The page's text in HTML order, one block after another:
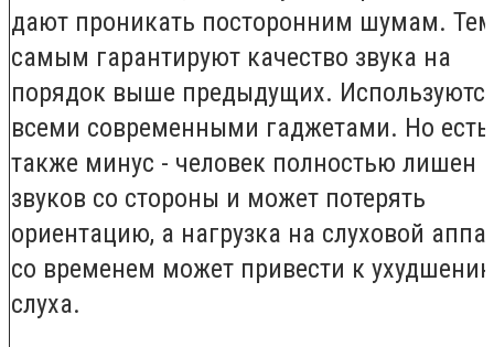
дают проникать посторонним шумам. Тем
самым гарантируют качество звука на
порядок выше предыдущих.
всеми современными гаджетами. Но есть
также минус - человек полностью лишен
звуков со стороны и может потерять
ориентацию, а нагрузка на слуховой
со временем может привести к
слуха.